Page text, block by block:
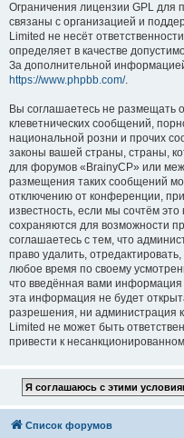
Ограничения лицензии GPL для
связаны с организацией и
Limited не несёт
определяет в качестве
За дополнительной
https://www.phpbb.com/.
Вы соглашаетесь не размещать
клеветнических сообщений,
национальной розни и прочих
законы вашей страны, страны,
для форумов «BrainyCP» или
размещения таких сообщений
отключению от конференции,
известность, если мы сочтём
сохраняются для возможности
соглашаетесь с тем, что
право удалить,
любое время по своему
что введённая вами
эта информация не будет
разрешения, ни администрация
Limited не может быть
привести к
Список форумов